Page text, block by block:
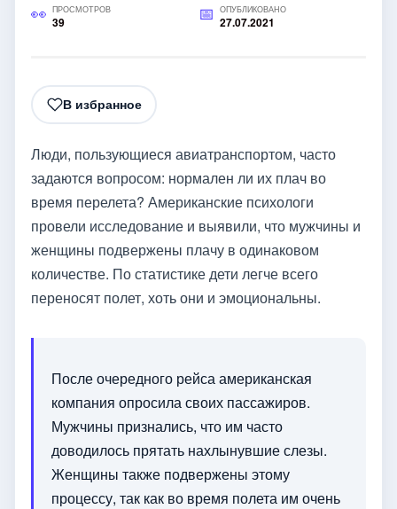
ПРОСМОТРОВ
39
ОПУБЛИКОВАНО
27.07.2021
В избранное
Люди, пользующиеся авиатранспортом, часто
задаются вопросом: нормален ли их плач во
время перелета? Американские психологи
провели исследование и выявили, что мужчины и
женщины подвержены плачу в одинаковом
количестве. По статистике дети легче всего
переносят полет, хоть они и эмоциональны.
После очередного рейса американская
компания опросила своих пассажиров.
Мужчины признались, что им часто
доводилось прятать нахлынувшие слезы.
Женщины также подвержены этому
процессу, так как во время полета им очень